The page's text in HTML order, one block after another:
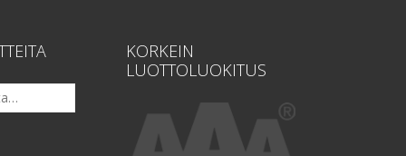
KORKEIN
LUOTTOLUOKITUS